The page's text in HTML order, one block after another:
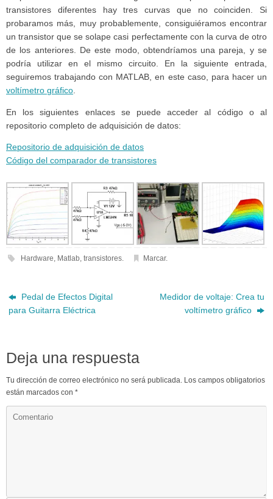
transistores diferentes hay tres curvas que no coinciden. Si
probaramos más, muy probablemente, consiguiéramos encontrar
un transistor que se solape casi perfectamente con la curva de otro
de los anteriores. De este modo, obtendríamos una pareja, y se
podría utilizar en el mismo circuito. En la siguiente entrada,
seguiremos trabajando con MATLAB, en este caso, para hacer un
voltímetro gráfico.
En los siguientes enlaces se puede acceder al código o al
repositorio completo de adquisición de datos:
Repositorio de adquisición de datos
Código del comparador de transistores
Hardware Matlab transistores. Marcar.
Pedal de Efectos Digital
para Guitarra Eléctrica
Medidor de voltaje: Crea tu
voltímetro gráfico
Deja una respuesta
Tu dirección de correo electrónico no será publicada. Los campos obligatorios
están marcados con *